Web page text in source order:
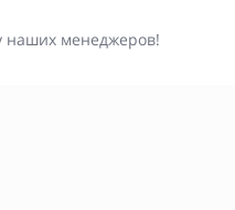
наших менеджеров!